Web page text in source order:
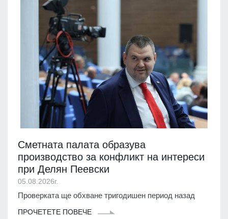
Сметната палата образува
производство за конфликт на интереси
при Делян Пеевски
05.08.2026г.
Проверката ще обхване тригодишен период назад
ПРОЧЕТЕТЕ ПОВЕЧЕ